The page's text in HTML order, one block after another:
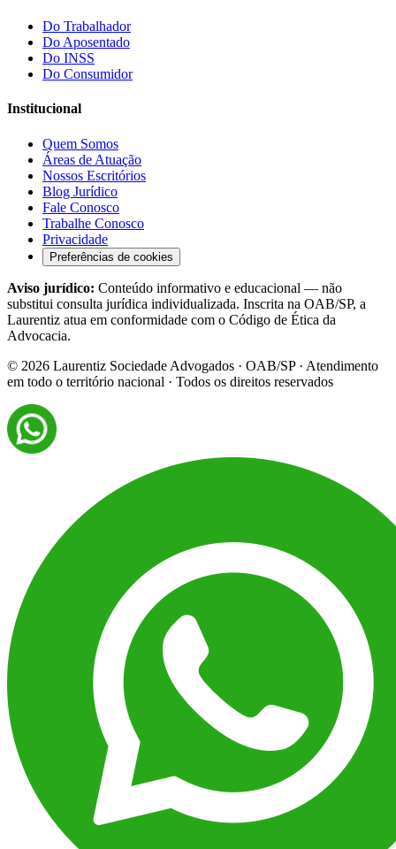
Do Trabalhador
Do Aposentado
Do INSS
Do Consumidor
Institucional
Quem Somos
Áreas de Atuação
Nossos Escritórios
Blog Jurídico
Fale Conosco
Trabalhe Conosco
Privacidade
Preferências de cookies
Aviso jurídico: Conteúdo informativo e educacional — não
substitui consulta jurídica individualizada. Inscrita na OAB/SP, a
Laurentiz atua em conformidade com o Código de Ética da
Advocacia.
© 2026 Laurentiz Sociedade Advogados · OAB/SP · Atendimento
em todo o território nacional · Todos os direitos reservados